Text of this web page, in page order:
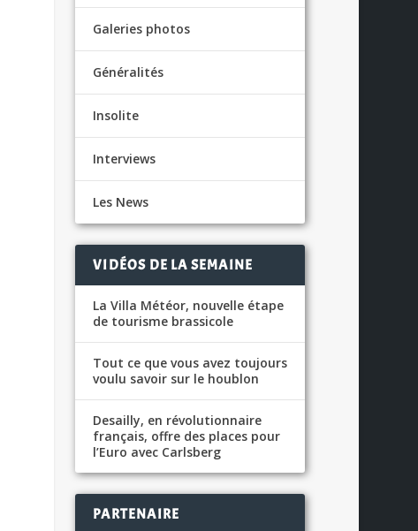
Galeries photos
Généralités
Insolite
Interviews
Les News
VIDÉOS DE LA SEMAINE
La Villa Météor, nouvelle étape
de tourisme brassicole
Tout ce que vous avez toujours
voulu savoir sur le houblon
Desailly, en révolutionnaire
français, offre des places pour
l’Euro avec Carlsberg
PARTENAIRE